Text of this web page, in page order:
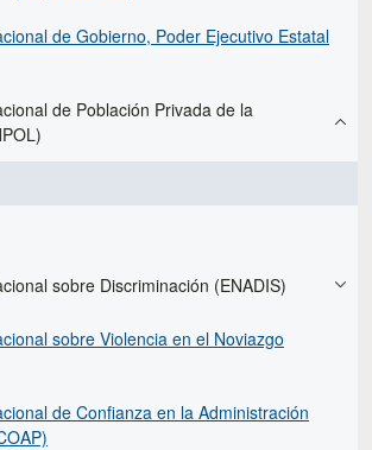
de Gobierno, Poder Ejecutivo Estatal
de Población Privada de la
sobre Discriminación (ENADIS)
sobre Violencia en el Noviazgo
de Confianza en la Administración